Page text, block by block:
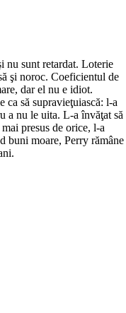
nu sunt retardat. Loterie
şi noroc. Coeficientul de
dar el nu e idiot.
ca să supravieţuiască: l-a
a nu le uita. L-a învăţat să
presus de orice, l-a
buni moare, Perry rămâne